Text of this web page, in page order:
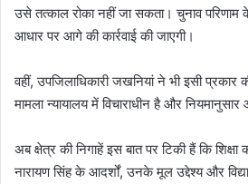
उसे तत्काल रोका नहीं जा सकता। चुनाव परिणाम
आधार पर आगे की कार्रवाई की जाएगी।
वहीं, उपजिलाधिकारी जखनियां ने भी इसी प्रकार
मामला न्यायालय में विचाराधीन है और
अब क्षेत्र की निगाहें इस बात पर टिकी हैं कि
नारायण सिंह के आदर्शों, उनके मूल उद्देश्य और